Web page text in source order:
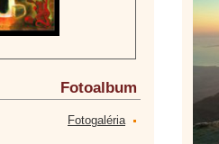
Fotoalbum
Fotogaléria